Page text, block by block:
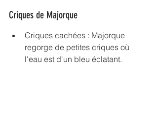
Criques de Majorque
Criques cachées : Majorque
regorge de petites criques où
l'eau est d'un bleu éclatant.